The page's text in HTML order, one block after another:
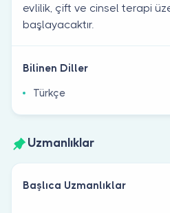
evlilik, çift ve cinsel terapi
başlayacaktır.
Bilinen Diller
Türkçe
Uzmanlıklar
Başlıca Uzmanlıklar